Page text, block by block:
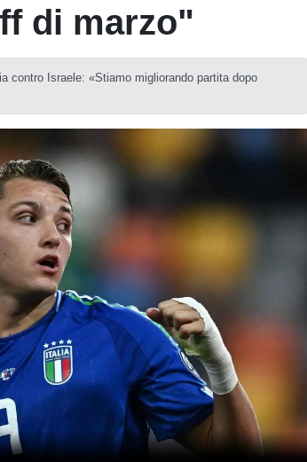
di marzo"
contro Israele: «Stiamo migliorando partita dopo